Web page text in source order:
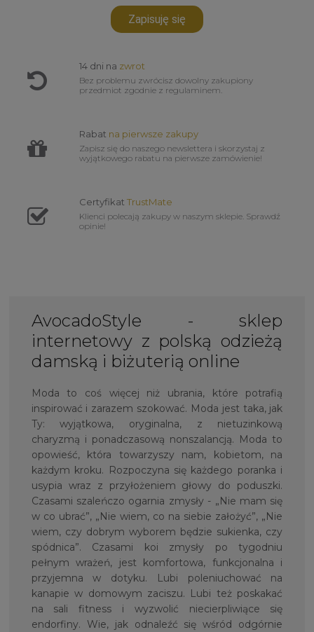
Zapisuję się
14 dni na zwrot
Bez problemu zwrócisz dowolny zakupiony
przedmiot zgodnie z regulaminem.
Rabat na pierwsze zakupy
Zapisz się do naszego newslettera i skorzystaj z
wyjątkowego rabatu na pierwsze zamówienie!
Certyfikat TrustMate
Klienci polecają zakupy w naszym sklepie. Sprawdź
opinie!
AvocadoStyle - sklep
internetowy z polską odzieżą
damską i biżuterią online
Moda to coś więcej niż ubrania, które potrafią
inspirować i zarazem szokować. Moda jest taka, jak
Ty: wyjątkowa, oryginalna, z nietuzinkową
charyzmą i ponadczasową nonszalancją. Moda to
opowieść, która towarzyszy nam, kobietom, na
każdym kroku. Rozpoczyna się każdego poranka i
usypia wraz z przyłożeniem głowy do poduszki.
Czasami szaleńczo ogarnia zmysły - „Nie mam się
w co ubrać”, „Nie wiem, co na siebie założyć”, „Nie
wiem, czy dobrym wyborem będzie sukienka, czy
spódnica”. Czasami koi zmysły po tygodniu
pełnym wrażeń, jest komfortowa, funkcjonalna i
przyjemna w dotyku. Lubi poleniuchować na
kanapie w domowym zaciszu. Lubi też poskakać
na sali fitness i wyzwolić niecierpliwiące się
endorfiny. Wie, jak odnaleźć się wśród odgórnie